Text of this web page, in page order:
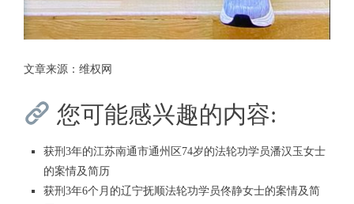
文章来源： 维权网
您可能感兴趣的内容:
获刑3年的江苏南通市通州区74岁的法轮功学员潘汉玉女士
的案情及简历
获刑3年6个月的辽宁抚顺法轮功学员佟静女士的案情及简